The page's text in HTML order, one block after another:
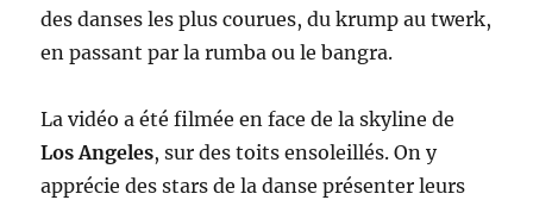
des danses les plus courues, du krump au twerk,
en passant par la rumba ou le bangra.
La vidéo a été filmée en face de la skyline de
Los Angeles, sur des toits ensoleillés. On y
apprécie des stars de la danse présenter leurs